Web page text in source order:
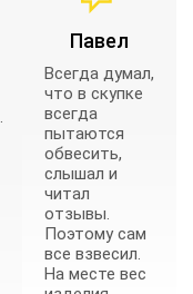
Павел
Всегда думал,
что в скупке
всегда
пытаются
обвесить,
слышал и
читал
отзывы.
Поэтому сам
все взвесил.
На месте вес